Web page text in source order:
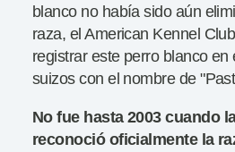
blanco no había sido aún
raza, el American Kennel
registrar este perro blanco
suizos con el nombre de
No fue hasta 2003 cuando
reconoció oficialmente la